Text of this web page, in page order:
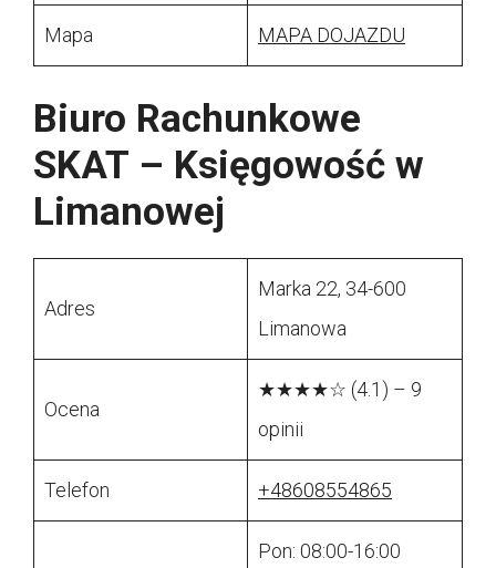
Mapa MAPA DOJAZDU
Biuro Rachunkowe
SKAT – Księgowość w
Limanowej
Adres
Marka 22, 34-600
Limanowa
Ocena
★★★★☆ (4.1) – 9
opinii
Telefon +48608554865
Pon: 08:00-16:00